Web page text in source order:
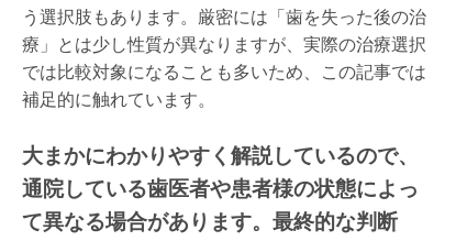
う選択肢もあります。厳密には「歯を失った後の治
療」とは少し性質が異なりますが、実際の治療選択
では比較対象になることも多いため、この記事では
補足的に触れています。
大まかにわかりやすく解説しているので、
通院している歯医者や患者様の状態によっ
て異なる場合があります。最終的な判断